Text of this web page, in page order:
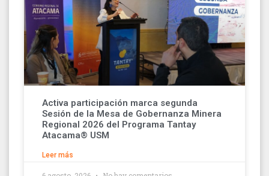
Activa participación marca segunda
Sesión de la Mesa de Gobernanza Minera
Regional 2026 del Programa Tantay
Atacama® USM
Leer más